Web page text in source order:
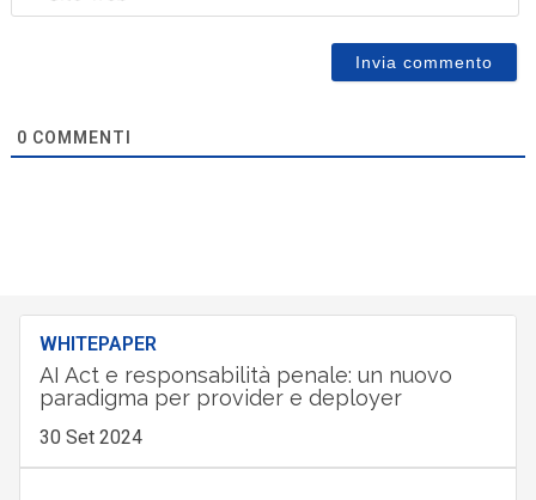
0 COMMENTI
WHITEPAPER
AI Act e responsabilità penale: un nuovo
paradigma per provider e deployer
30 Set 2024